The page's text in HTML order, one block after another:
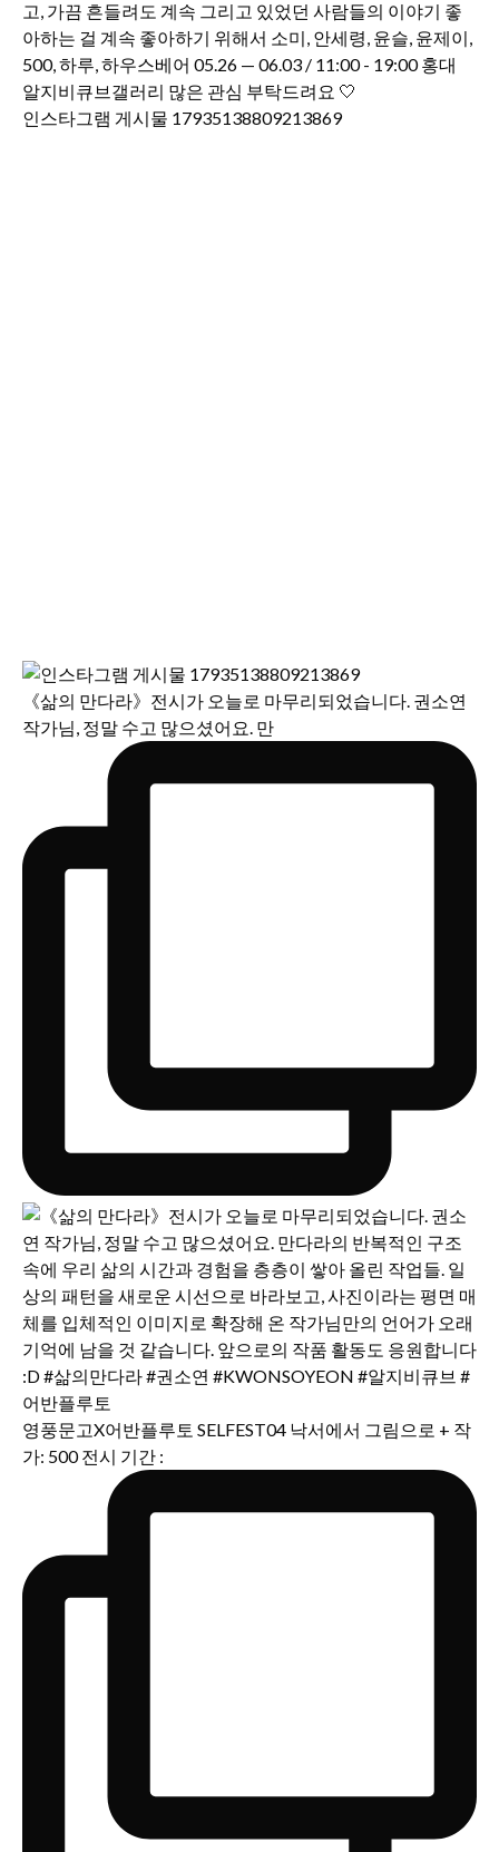
인스타그램 게시물 17935138809213869
《삶의 만다라》전시가 오늘로 마무리되었습니다. 권소연
작가님, 정말 수고 많으셨어요. 만
영풍문고X어반플루토 SELFEST04 낙서에서 그림으로 + 작
가: 500 전시 기간 :